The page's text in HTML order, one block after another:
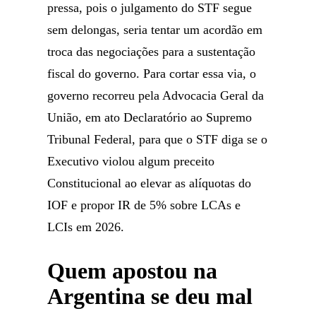
pressa, pois o julgamento do STF segue
sem delongas, seria tentar um acordão em
troca das negociações para a sustentação
fiscal do governo. Para cortar essa via, o
governo recorreu pela Advocacia Geral da
União, em ato Declaratório ao Supremo
Tribunal Federal, para que o STF diga se o
Executivo violou algum preceito
Constitucional ao elevar as alíquotas do
IOF e propor IR de 5% sobre LCAs e
LCIs em 2026.
Quem apostou na
Argentina se deu mal